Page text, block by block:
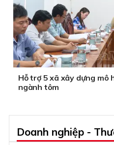
Hỗ trợ 5 xã xây dựng mô
ngành tôm
Doanh nghiệp -